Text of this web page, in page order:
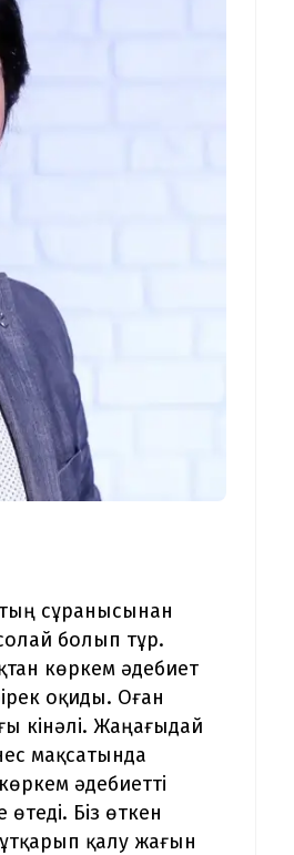
сұранысынан
болып тұр.
көркем әдебиет
оқиды. Оған
кінәлі. Жаңағыдай
мақсатында
әдебиетті
өтеді. Біз өткен
қалу жағын